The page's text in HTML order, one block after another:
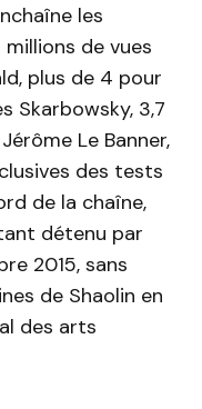
les
millions de vues
plus de 4 pour
Skarbowsky, 3,7
Le Banner,
des tests
de la chaîne,
détenu par
2015, sans
de Shaolin en
des arts